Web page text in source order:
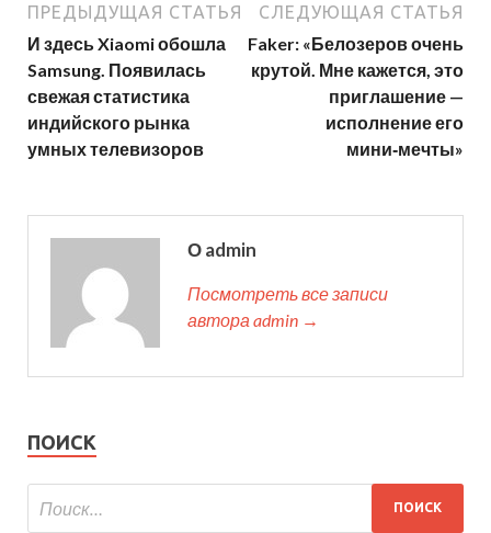
ПРЕДЫДУЩАЯ СТАТЬЯ
И здесь Xiaomi обошла
Samsung. Появилась
свежая статистика
индийского рынка
умных телевизоров
СЛЕДУЮЩАЯ СТАТЬЯ
Faker: «Белозеров очень
крутой. Мне кажется, это
приглашение —
исполнение его
мини‑мечты»
О admin
Посмотреть все записи
автора admin →
ПОИСК